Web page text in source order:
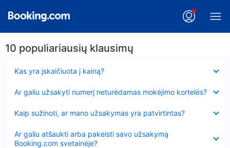
10 populiariausių klausimų
Kas yra įskaičiuota į kainą?
Ar galiu užsakyti numerį neturėdamas mokėjimo kortelės?
Kaip sužinoti, ar mano užsakymas yra patvirtintas?
Ar galiu atšaukti arba pakeisti savo užsakymą
Booking.com svetainėje?